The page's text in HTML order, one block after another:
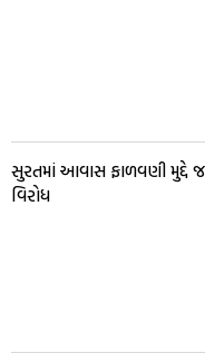
સુરતમાં આવાસ ફાળવણી મુદ્દે
વિરોધ